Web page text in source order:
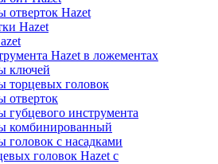
отверток Hazet
Hazet
Hazet в ложементах
ключей
торцевых головок
отверток
губцевого инструмента
комбинированный
головок с насадками
головок Hazet с